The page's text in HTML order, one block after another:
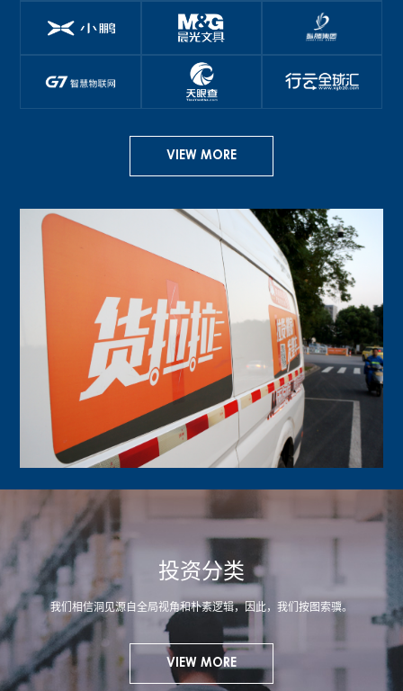
VIEW MORE
投资分类
我们相信洞见源自全局视角和朴素逻辑，因此，我们按图索骥。
VIEW MORE